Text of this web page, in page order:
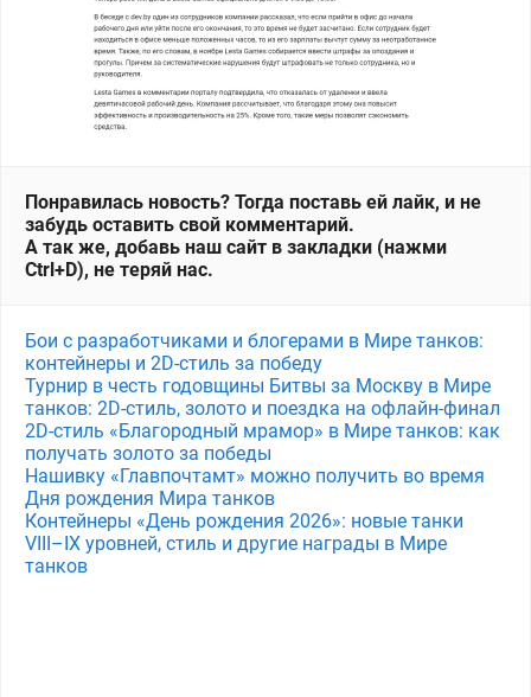
Понравилась новость? Тогда поставь ей лайк, и не
забудь оставить свой комментарий.
А так же, добавь наш сайт в закладки (нажми
Ctrl+D), не теряй нас.
Бои с разработчиками и блогерами в Мире танков:
контейнеры и 2D-стиль за победу
Турнир в честь годовщины Битвы за Москву в Мире
танков: 2D-стиль, золото и поездка на офлайн-финал
2D-стиль «Благородный мрамор» в Мире танков: как
получать золото за победы
Нашивку «Главпочтамт» можно получить во время
Дня рождения Мира танков
Контейнеры «День рождения 2026»: новые танки
VIII–IX уровней, стиль и другие награды в Мире
танков